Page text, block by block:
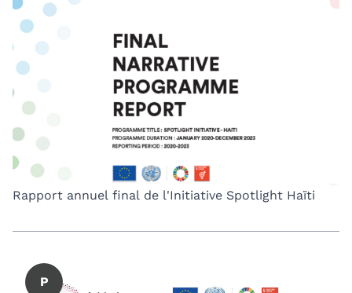
Rapport annuel final de l'Initiative Spotlight Haïti
P